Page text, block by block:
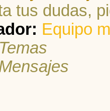
tus dudas,
Equipo
Temas